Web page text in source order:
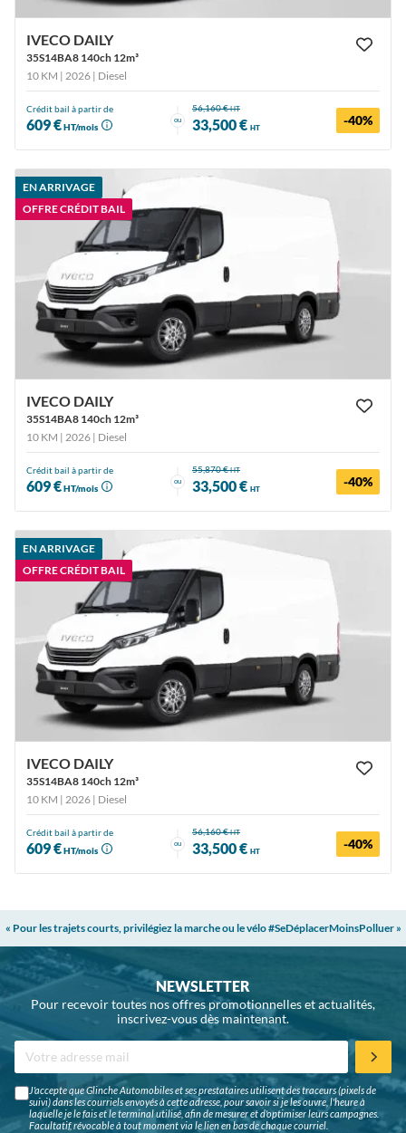
IVECO DAILY
35S14BA8 140ch 12m³
10 KM | 2026 | Diesel
Crédit bail à partir de
609 €HT/mois
ou
56,160 €HT
33,500 € HT -40%
EN ARRIVAGE
OFFRE CRÉDIT BAIL
IVECO DAILY
35S14BA8 140ch 12m³
10 KM | 2026 | Diesel
Crédit bail à partir de
609 €HT/mois
ou
55,870 €HT
33,500 € HT -40%
EN ARRIVAGE
OFFRE CRÉDIT BAIL
IVECO DAILY
35S14BA8 140ch 12m³
10 KM | 2026 | Diesel
Crédit bail à partir de
609 €HT/mois
ou
56,160 €HT
33,500 € HT -40%
« Pour les trajets courts, privilégiez la marche ou le vélo #SeDéplacerMoinsPolluer »
NEWSLETTER
Pour recevoir toutes nos offres promotionnelles et actualités,
inscrivez-vous dès maintenant.
J'accepte que Glinche Automobiles et ses prestataires utilisent des traceurs (pixels de
suivi) dans les courriels envoyés à cette adresse, pour savoir si je les ouvre, l'heure à
laquelle je le fais et le terminal utilisé, afin de mesurer et d'optimiser leurs campagnes.
Facultatif, révocable à tout moment via le lien en bas de chaque courriel.